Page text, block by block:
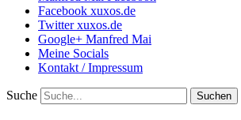
Facebook xuxos.de
Twitter xuxos.de
Google+ Manfred Mai
Meine Socials
Kontakt / Impressum
Suche